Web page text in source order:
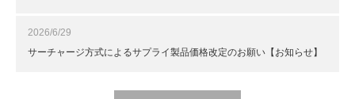
2026/6/29
サーチャージ方式によるサプライ製品価格改定のお願い【お知らせ】